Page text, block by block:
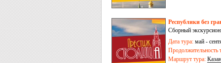
Республики без
Сборный
Дата тура: май -
Продолжительность
Маршрут тура: